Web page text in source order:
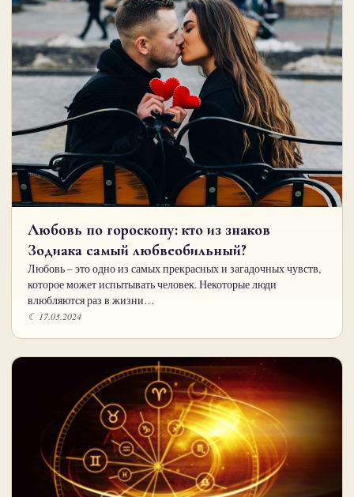
Любовь по гороскопу: кто из знаков
Зодиака самый любвеобильный?
Любовь – это одно из самых прекрасных и загадочных чувств,
которое может испытывать человек. Некоторые люди
влюбляются раз в жизни…
☾ 17.03.2024